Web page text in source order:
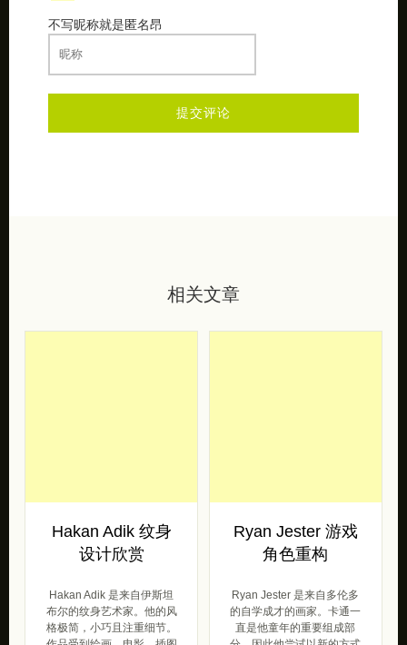
不写昵称就是匿名昂
相关文章
Hakan Adik 纹身
设计欣赏
Hakan Adik 是来自伊斯坦
布尔的纹身艺术家。他的风
格极简，小巧且注重细节。
Ryan Jester 游戏
角色重构
Ryan Jester 是来自多伦多
的自学成才的画家。卡通一
直是他童年的重要组成部